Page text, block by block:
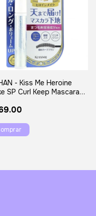
- Kiss Me Heroine
SP Curl Keep Mascara